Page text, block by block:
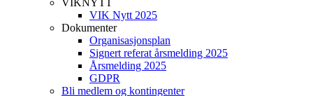
VIKNYTT
VIK Nytt 2025
Dokumenter
Organisasjonsplan
Signert referat årsmelding 2025
Årsmelding 2025
GDPR
Bli medlem og kontingenter